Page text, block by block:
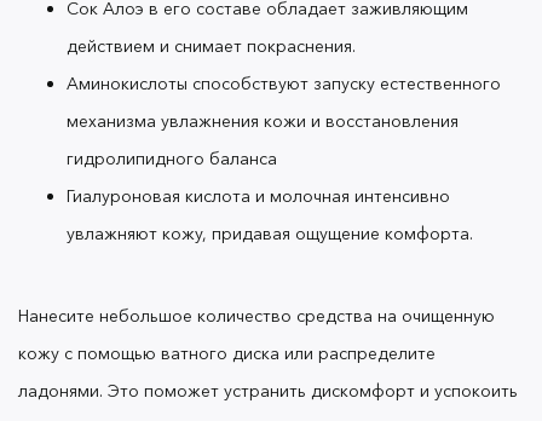
Они мгновенно преображают кожу, разглаживая
рельеф и устраняя следы усталости.Для
максимальной эффективности
салфеткой. И так в течение недели, пока
солнечный ожог станет менее заметным.
Чтобы быстрее вылечить солнечный ожог и
Сок Алоэ в его составе обладает заживляющим
действием и снимает покраснения.
Аминокислоты способствуют запуску естественного
механизма увлажнения кожи и восстановления
гидролипидного баланса
Гиалуроновая кислота и молочная интенсивно
увлажняют кожу, придавая ощущение комфорта.
Нанесите небольшое количество средства на очищенную
кожу с помощью ватного диска или распределите
ладонями. Это поможет устранить дискомфорт и успокоить